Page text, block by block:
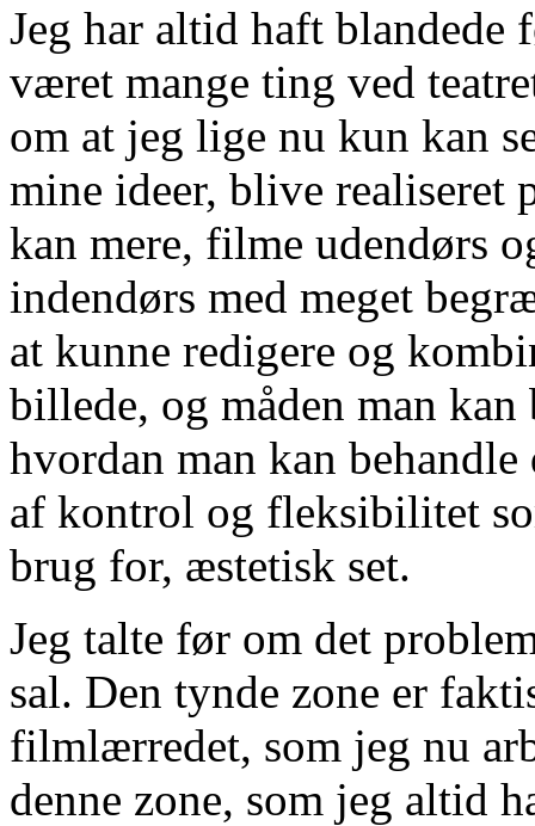
Jeg har altid haft blandede
været mange ting ved
om at jeg lige nu kun kan
mine ideer, blive
kan mere, filme udendørs
indendørs med meget
at kunne redigere og
billede, og måden man
hvordan man kan
af kontrol og fleksibilitet
brug for, æstetisk set.
Jeg talte før om det
sal. Den tynde zone er
filmlærredet, som jeg nu
denne zone, som jeg altid